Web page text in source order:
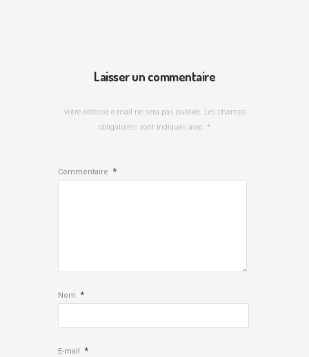
Laisser un commentaire
Votre adresse e-mail ne sera pas publiée. Les champs
obligatoires sont indiqués avec *
Commentaire *
Nom *
E-mail *